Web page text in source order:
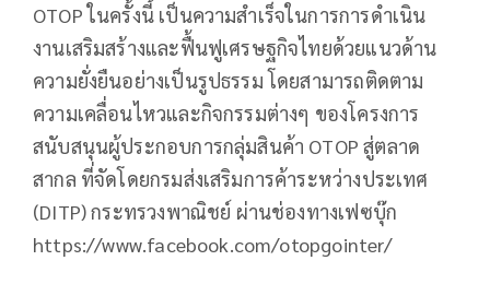
OTOP ในครั้งนี้ เป็นความสำเร็จในการการดำเนิน
งานเสริมสร้างและฟื้นฟูเศรษฐกิจไทยด้วยแนวด้าน
ความยั่งยืนอย่างเป็นรูปธรรม โดยสามารถติดตาม
ความเคลื่อนไหวและกิจกรรมต่างๆ ของโครงการ
สนับสนุนผู้ประกอบการกลุ่มสินค้า OTOP สู่ตลาด
สากล ที่จัดโดยกรมส่งเสริมการค้าระหว่างประเทศ
(DITP) กระทรวงพาณิชย์ ผ่านช่องทางเฟซบุ๊ก
https://www.facebook.com/otopgointer/